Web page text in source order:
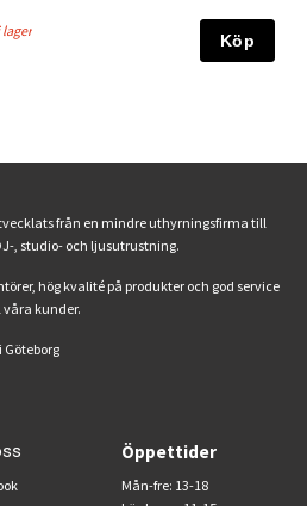
lager
Köp
från en mindre uthyrningsfirma till
, studio- och ljusutrustning.
hög kvalité på produkter och god service
kunder.
Göteborg
Öppettider
Mån-fre: 13-18